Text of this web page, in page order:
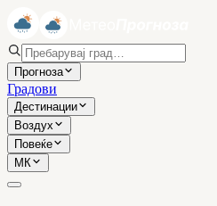
Прогноза
Градови
Дестинации
Воздух
Повеќе
МК